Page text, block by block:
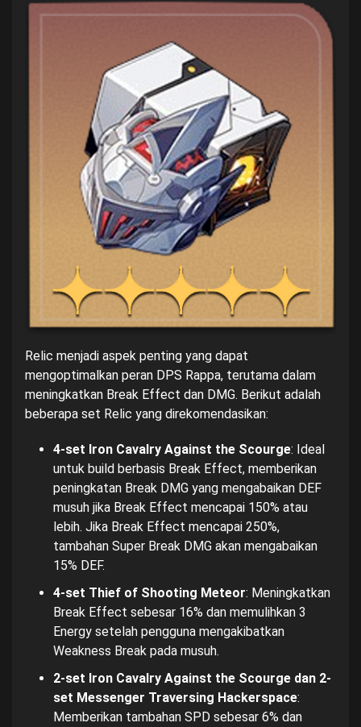
Relic menjadi aspek penting yang dapat
mengoptimalkan peran DPS Rappa, terutama dalam
meningkatkan Break Effect dan DMG. Berikut adalah
beberapa set Relic yang direkomendasikan:
4-set Iron Cavalry Against the Scourge: Ideal
untuk build berbasis Break Effect, memberikan
peningkatan Break DMG yang mengabaikan DEF
musuh jika Break Effect mencapai 150% atau
lebih. Jika Break Effect mencapai 250%,
tambahan Super Break DMG akan mengabaikan
15% DEF.
4-set Thief of Shooting Meteor: Meningkatkan
Break Effect sebesar 16% dan memulihkan 3
Energy setelah pengguna mengakibatkan
Weakness Break pada musuh.
2-set Iron Cavalry Against the Scourge dan 2-
set Messenger Traversing Hackerspace:
Memberikan tambahan SPD sebesar 6% dan